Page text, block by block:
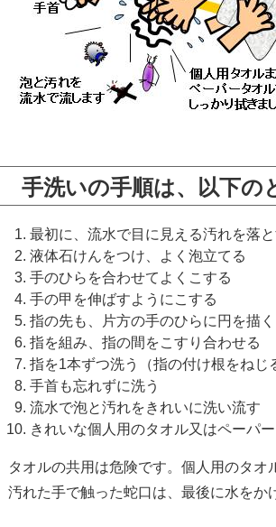
手洗いの手順は、以下の
最初に、流水で目に見える汚れを落
液体石けんをつけ、よく泡立てる
手のひらを合わせてよくこする
手の甲を伸ばすようにこする
指の先も、片方の手のひらに円を描
指を組み、指の間をこすり合わせる
指を1本ずつ洗う（指の付け根をねじ
手首も忘れずに洗う
流水で泡と汚れをきれいに洗い流す
きれいな個人用のタオル又はペーパー
タオルの共用は危険です。個人用のタオ
汚れた手で触った蛇口は、最後に水をか